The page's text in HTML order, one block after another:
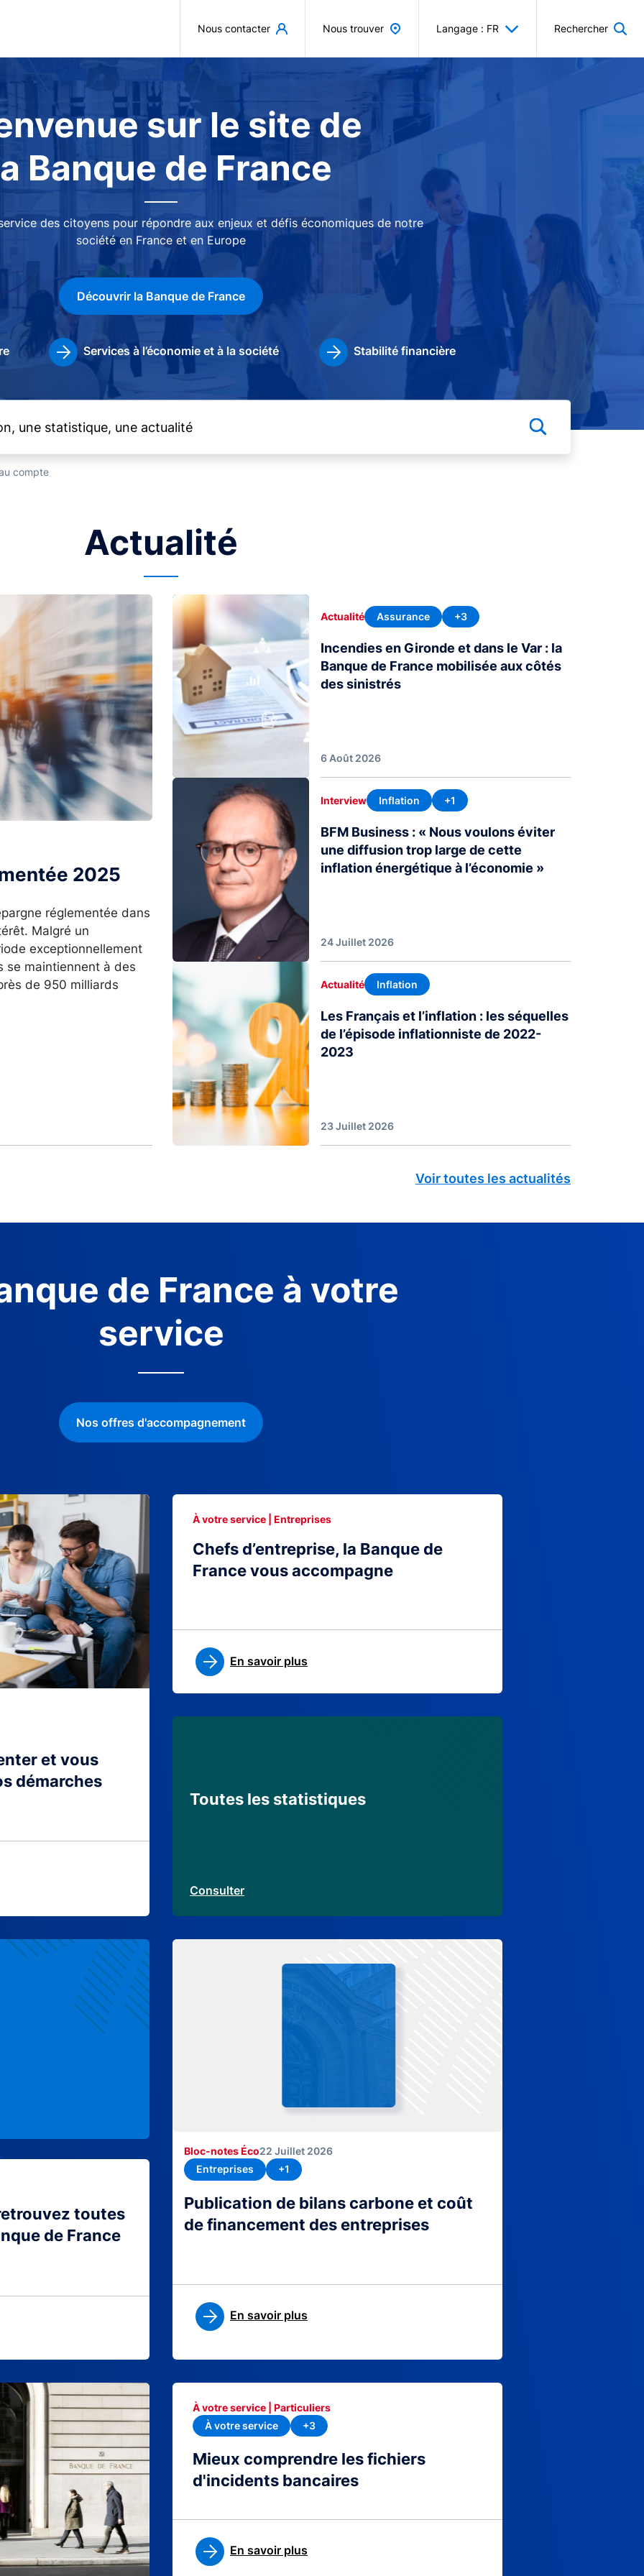
Nous contacter Nous trouver Langage : FR Rechercher
sur le site de
Banque de France
des citoyens pour répondre aux enjeux et défis économiques de notre
société en France et en Europe
Découvrir la Banque de France
Services à l’économie et à la société Stabilité financière
compte
Actualité
2025
réglementée dans
Malgré un
exceptionnellement
se maintiennent à des
de 950 milliards
Image
Actualité Assurance +3
Incendies en Gironde et dans le Var : la
Banque de France mobilisée aux côtés
des sinistrés
6 Août 2026
Interview Inflation +1
BFM Business : « Nous voulons éviter
une diffusion trop large de cette
inflation énergétique à l’économie »
24 Juillet 2026
Image
Actualité Inflation
Les Français et l’inflation : les séquelles
de l’épisode inflationniste de 2022-
2023
23 Juillet 2026
Voir toutes les actualités
de France à votre
service
Nos offres d'accompagnement
et vous
démarches
Chefs d’entreprise, la Banque de
France vous accompagne
À votre service | Entreprises
En savoir plus
Toutes les statistiques
Consulter
Publication de bilans carbone et coût
de financement des entreprises
Bloc-notes Éco22 Juillet 2026
Entreprises
+1
En savoir plus
toutes
de France
Mieux comprendre les fichiers
d'incidents bancaires
À votre service | Particuliers
À votre service
+3
En savoir plus